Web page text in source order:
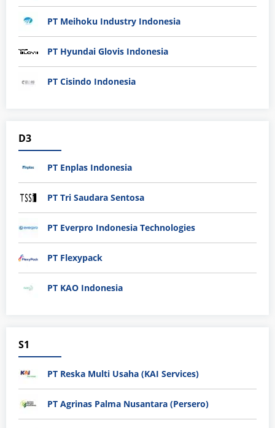
PT Meihoku Industry Indonesia
PT Hyundai Glovis Indonesia
PT Cisindo Indonesia
D3
PT Enplas Indonesia
PT Tri Saudara Sentosa
PT Everpro Indonesia Technologies
PT Flexypack
PT KAO Indonesia
S1
PT Reska Multi Usaha (KAI Services)
PT Agrinas Palma Nusantara (Persero)